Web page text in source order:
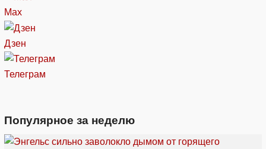
Max
Дзен
Телеграм
Популярное за неделю